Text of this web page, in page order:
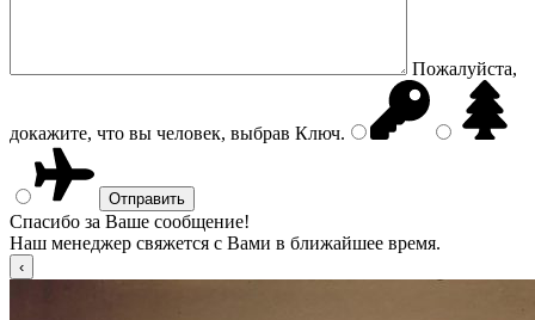
Пожалуйста,
докажите, что вы человек, выбрав Ключ.
Спасибо за Ваше сообщение!
Наш менеджер свяжется с Вами в ближайшее время.